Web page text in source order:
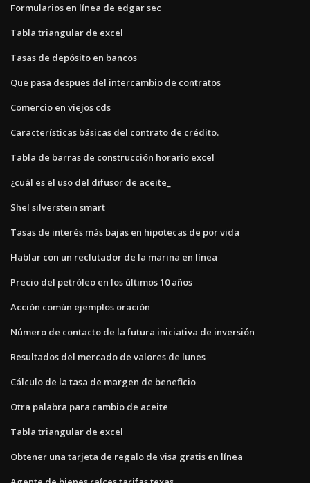
Formularios en línea de edgar sec
Tabla triangular de excel
Tasas de depósito en bancos
Que pasa despues del intercambio de contratos
Comercio en viejos cds
Características básicas del contrato de crédito.
Tabla de barras de construcción horario excel
¿cuál es el uso del difusor de aceite_
Shel silverstein smart
Tasas de interés más bajas en hipotecas de por vida
Hablar con un reclutador de la marina en línea
Precio del petróleo en los últimos 10 años
Acción común ejemplos oración
Número de contacto de la futura iniciativa de inversión
Resultados del mercado de valores de lunes
Cálculo de la tasa de margen de beneficio
Otra palabra para cambio de aceite
Tabla triangular de excel
Obtener una tarjeta de regalo de visa gratis en línea